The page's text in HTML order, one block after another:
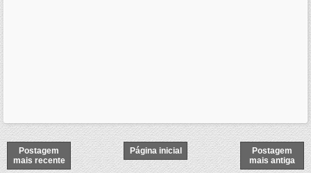
Postagem
mais recente
Postagem
mais antiga
Página inicial